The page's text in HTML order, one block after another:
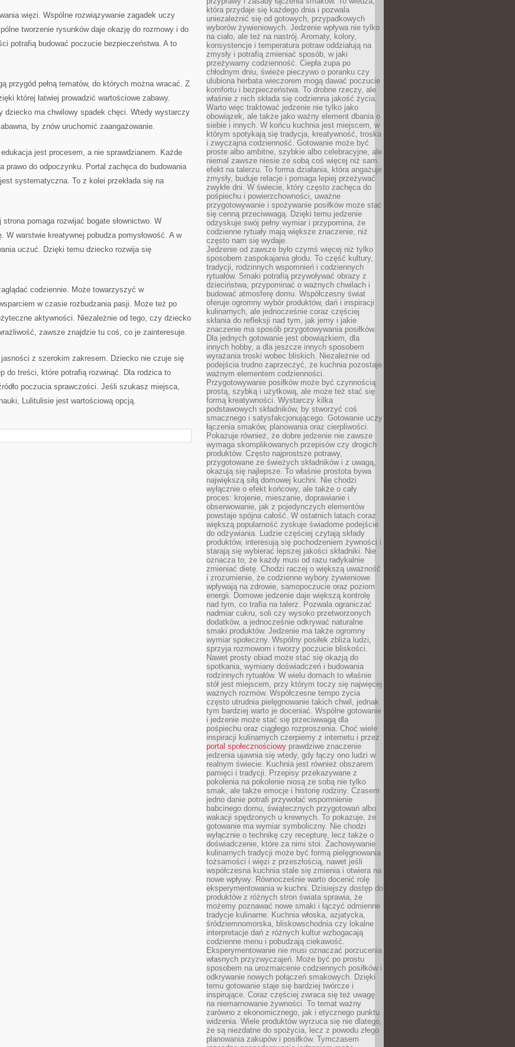
więzi. Wspólne rozwiązywanie zagadek uczy
tworzenie rysunków daje okazję do rozmowy i do
potrafią budować poczucie bezpieczeństwa. A to
przygód pełną tematów, do których można wracać. Z
której łatwiej prowadzić wartościowe zabawy.
dziecko ma chwilowy spadek chęci. Wtedy wystarczy
by znów uruchomić zaangażowanie.
jest procesem, a nie sprawdzianem. Każde
prawo do odpoczynku. Portal zachęca do budowania
systematyczna. To z kolei przekłada się na
pomaga rozwijać bogate słownictwo. W
W warstwie kreatywnej pobudza pomysłowość. A w
uczuć. Dzięki temu dziecko rozwija się
codziennie. Może towarzyszyć w
w czasie rozbudzania pasji. Może też po
aktywności. Niezależnie od tego, czy dziecko
zawsze znajdzie tu coś, co je zainteresuje.
jasności z szerokim zakresem. Dziecko nie czuje się
do treści, które potrafią rozwinąć. Dla rodzica to
poczucia sprawczości. Jeśli szukasz miejsca,
Lulitulisie jest wartościową opcją.
która przydaje się każdego dnia i pozwala
uniezależnić się od gotowych, przypadkowych
wyborów żywieniowych. Jedzenie wpływa nie tylko
na ciało, ale też na nastrój. Aromaty, kolory,
konsystencje i temperatura potraw oddziałują na
zmysły i potrafią zmieniać sposób, w jaki
przeżywamy codzienność. Ciepła zupa po
chłodnym dniu, świeże pieczywo o poranku czy
ulubiona herbata wieczorem mogą dawać poczucie
komfortu i bezpieczeństwa. To drobne rzeczy, ale
właśnie z nich składa się codzienna jakość życia.
Warto więc traktować jedzenie nie tylko jako
obowiązek, ale także jako ważny element dbania o
siebie i innych. W końcu kuchnia jest miejscem, w
którym spotykają się tradycja, kreatywność, troska
i zwyczajna codzienność. Gotowanie może być
proste albo ambitne, szybkie albo celebracyjne, ale
niemal zawsze niesie ze sobą coś więcej niż sam
efekt na talerzu. To forma działania, która angażuje
zmysły, buduje relacje i pomaga lepiej przeżywać
zwykłe dni. W świecie, który często zachęca do
pośpiechu i powierzchowności, uważne
przygotowywanie i spożywanie posiłków może stać
się cenną przeciwwagą. Dzięki temu jedzenie
odzyskuje swój pełny wymiar i przypomina, że
codzienne rytuały mają większe znaczenie, niż
często nam się wydaje.
Jedzenie od zawsze było czymś więcej niż tylko
sposobem zaspokajania głodu. To część kultury,
tradycji, rodzinnych wspomnień i codziennych
rytuałów. Smaki potrafią przywoływać obrazy z
dzieciństwa, przypominać o ważnych chwilach i
budować atmosferę domu. Współczesny świat
oferuje ogromny wybór produktów, dań i inspiracji
kulinarnych, ale jednocześnie coraz częściej
skłania do refleksji nad tym, jak jemy i jakie
znaczenie ma sposób przygotowywania posiłków.
Dla jednych gotowanie jest obowiązkiem, dla
innych hobby, a dla jeszcze innych sposobem
wyrażania troski wobec bliskich. Niezależnie od
podejścia trudno zaprzeczyć, że kuchnia pozostaje
ważnym elementem codzienności.
Przygotowywanie posiłków może być czynnością
prostą, szybką i użytkową, ale może też stać się
formą kreatywności. Wystarczy kilka
podstawowych składników, by stworzyć coś
smacznego i satysfakcjonującego. Gotowanie uczy
łączenia smaków, planowania oraz cierpliwości.
Pokazuje również, że dobre jedzenie nie zawsze
wymaga skomplikowanych przepisów czy drogich
produktów. Często najprostsze potrawy,
przygotowane ze świeżych składników i z uwagą,
okazują się najlepsze. To właśnie prostota bywa
największą siłą domowej kuchni. Nie chodzi
wyłącznie o efekt końcowy, ale także o cały
proces: krojenie, mieszanie, doprawianie i
obserwowanie, jak z pojedynczych elementów
powstaje spójna całość. W ostatnich latach coraz
większą popularność zyskuje świadome podejście
do odżywiania. Ludzie częściej czytają składy
produktów, interesują się pochodzeniem żywności i
starają się wybierać lepszej jakości składniki. Nie
oznacza to, że każdy musi od razu radykalnie
zmieniać dietę. Chodzi raczej o większą uważność
i zrozumienie, że codzienne wybory żywieniowe
wpływają na zdrowie, samopoczucie oraz poziom
energii. Domowe jedzenie daje większą kontrolę
nad tym, co trafia na talerz. Pozwala ograniczać
nadmiar cukru, soli czy wysoko przetworzonych
dodatków, a jednocześnie odkrywać naturalne
smaki produktów. Jedzenie ma także ogromny
wymiar społeczny. Wspólny posiłek zbliża ludzi,
sprzyja rozmowom i tworzy poczucie bliskości.
Nawet prosty obiad może stać się okazją do
spotkania, wymiany doświadczeń i budowania
rodzinnych rytuałów. W wielu domach to właśnie
stół jest miejscem, przy którym toczy się najwięcej
ważnych rozmów. Współczesne tempo życia
często utrudnia pielęgnowanie takich chwil, jednak
tym bardziej warto je doceniać. Wspólne gotowanie
i jedzenie może stać się przeciwwagą dla
pośpiechu oraz ciągłego rozproszenia. Choć wiele
inspiracji kulinarnych czerpiemy z internetu i przez
portal społecznościowy prawdziwe znaczenie
jedzenia ujawnia się wtedy, gdy łączy ono ludzi w
realnym świecie. Kuchnia jest również obszarem
pamięci i tradycji. Przepisy przekazywane z
pokolenia na pokolenie niosą ze sobą nie tylko
smak, ale także emocje i historię rodziny. Czasem
jedno danie potrafi przywołać wspomnienie
babcinego domu, świątecznych przygotowań albo
wakacji spędzonych u krewnych. To pokazuje, że
gotowanie ma wymiar symboliczny. Nie chodzi
wyłącznie o technikę czy recepturę, lecz także o
doświadczenie, które za nimi stoi. Zachowywanie
kulinarnych tradycji może być formą pielęgnowania
tożsamości i więzi z przeszłością, nawet jeśli
współczesna kuchnia stale się zmienia i otwiera na
nowe wpływy. Równocześnie warto docenić rolę
eksperymentowania w kuchni. Dzisiejszy dostęp do
produktów z różnych stron świata sprawia, że
możemy poznawać nowe smaki i łączyć odmienne
tradycje kulinarne. Kuchnia włoska, azjatycka,
śródziemnomorska, bliskowschodnia czy lokalne
interpretacje dań z różnych kultur wzbogacają
codzienne menu i pobudzają ciekawość.
Eksperymentowanie nie musi oznaczać porzucenia
własnych przyzwyczajeń. Może być po prostu
sposobem na urozmaicenie codziennych posiłków i
odkrywanie nowych połączeń smakowych. Dzięki
temu gotowanie staje się bardziej twórcze i
inspirujące. Coraz częściej zwraca się też uwagę
na niemarnowanie żywności. To temat ważny
zarówno z ekonomicznego, jak i etycznego punktu
widzenia. Wiele produktów wyrzuca się nie dlatego,
że są niezdatne do spożycia, lecz z powodu złego
planowania zakupów i posiłków. Tymczasem